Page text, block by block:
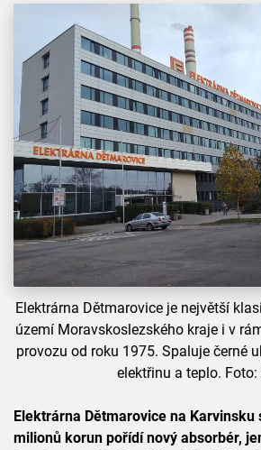
Elektrárna Dětmarovice je největší
území Moravskoslezského kraje i v
provozu od roku 1975. Spaluje černé
elektřinu a teplo. Foto:
Elektrárna Dětmarovice na Karvinsku
milionů korun pořídí nový absorbér,